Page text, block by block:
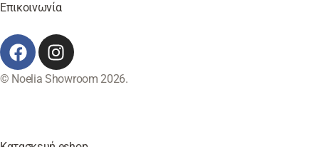
Επικοινωνία
© Noelia Showroom 2026.